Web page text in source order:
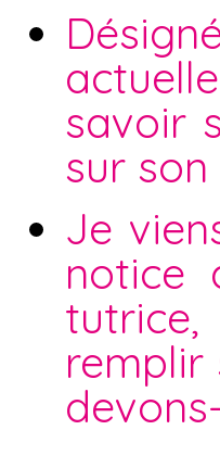
savoir
sur
Je
notice
tutrice,
remplir